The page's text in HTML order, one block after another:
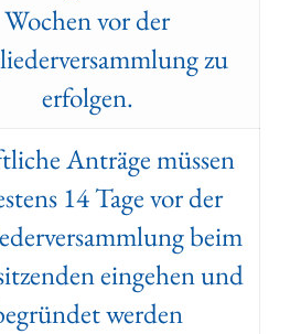
Wochen vor der
zu
erfolgen.
Anträge müssen
14 Tage vor der
beim
eingehen und
werden